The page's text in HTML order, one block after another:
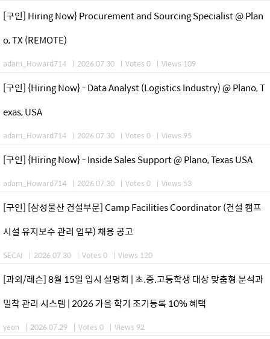
[구인] Hiring Now} Procurement and Sourcing Specialist @ Plan
o, TX (REMOTE)
adam_Howard714 | 2026.07.30 | Votes 0 | Views 109
[구인] {Hiring Now} - Data Analyst (Logistics Industry) @ Plano, T
exas, USA
adam_Howard714 | 2026.07.30 | Votes 0 | Views 95
[구인] {Hiring Now} - Inside Sales Support @ Plano, Texas USA
adam_Howard714 | 2026.07.30 | Votes 0 | Views 53
[구인] [삼성물산 건설부문] Camp Facilities Coordinator (건설 캠프
시설 유지보수 관리 업무) 채용 공고
SECAI | 2026.07.30 | Votes 0 | Views 120
[과외/레슨] 8월 15일 입시 설명회 | 초.중.고등학생 대상 맞춤형 분석과
밀착 관리 시스템 | 2026 가을 학기 조기등록 10% 혜택
yeon | 2026.07.29 | Votes 0 | Views 92